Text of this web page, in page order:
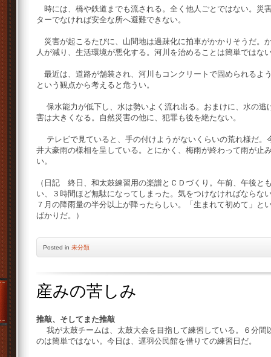
時には、橋や鉄道までも流される。全く他人ごとではない。災
ターでなければ安全な所へ避難できない。
災害が起こるたびに、山間地は過疎化に拍車がかかりそうだ。
人が減り、生活環境が悪化する。河川を治めることは簡単ではな
最近は、道路が舗装され、河川もコンクリートで固められるよ
という観点から考えると危うい。
保水能力が低下し、水は勢いよく流れ出る。おまけに、水の逃
害は大きくなる。自然災害の他に、犯罪も後を絶たない。
テレビで見ていると、手の付けようがないくらいの荒れ様だ。
井大豪雨の様相を呈している。とにかく、梅雨が終わって雨が止
い。
（日記 終日、和太鼓練習用の楽譜とＣＤづくり。午前、午後と
い、３時間ほど無駄になってしまった。気をつけなければならな
７月の降雨量の半分以上が降ったらしい。「生まれて初めて」と
ばかりだ。）
Posted in 未分類
産みの苦しみ
推敲、そしてまた推敲
我が太鼓チームは、太鼓大会を目指して練習している。６分間
のは簡単ではない。今日は、遅羽公民館を借りての練習日だ。